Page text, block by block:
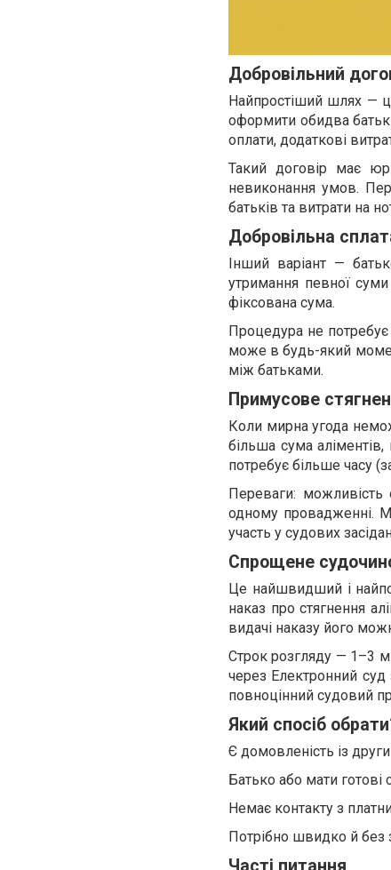
Добровільний
Найпростіший шлях —
оформити обидва
оплати, додаткові
Такий договір має
невиконання умов.
батьків та витрати на
Добровільна
Інший варіант —
утримання певної
фіксована сума.
Процедура не
може в будь-який
між батьками.
Примусове
Коли мирна угода
більша сума
потребує більше часу
Переваги: можливість
одному провадженні.
участь у судових
Спрощене
Це найшвидший і
наказ про стягнення
видачі наказу його
Строк розгляду — 1–3
через Електронний
повноцінний судовий
Який спосіб
Є домовленість із
Батько або мати готові
Немає контакту з
Потрібно швидко й без